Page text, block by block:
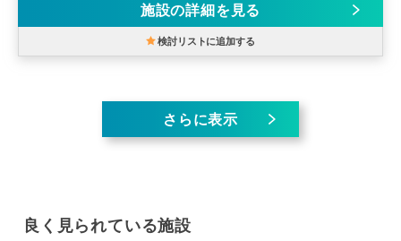
施設の詳細を見る
検討リストに追加する
さらに表示
良く見られている施設